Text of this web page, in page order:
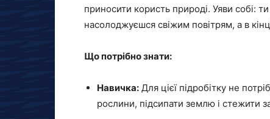
приносити користь природі. Уяви собі: ти
насолоджуєшся свіжим повітрям, а в
Що потрібно знати:
Навичка: Для цієї підробітку не
рослини, підсипати землю і стежити